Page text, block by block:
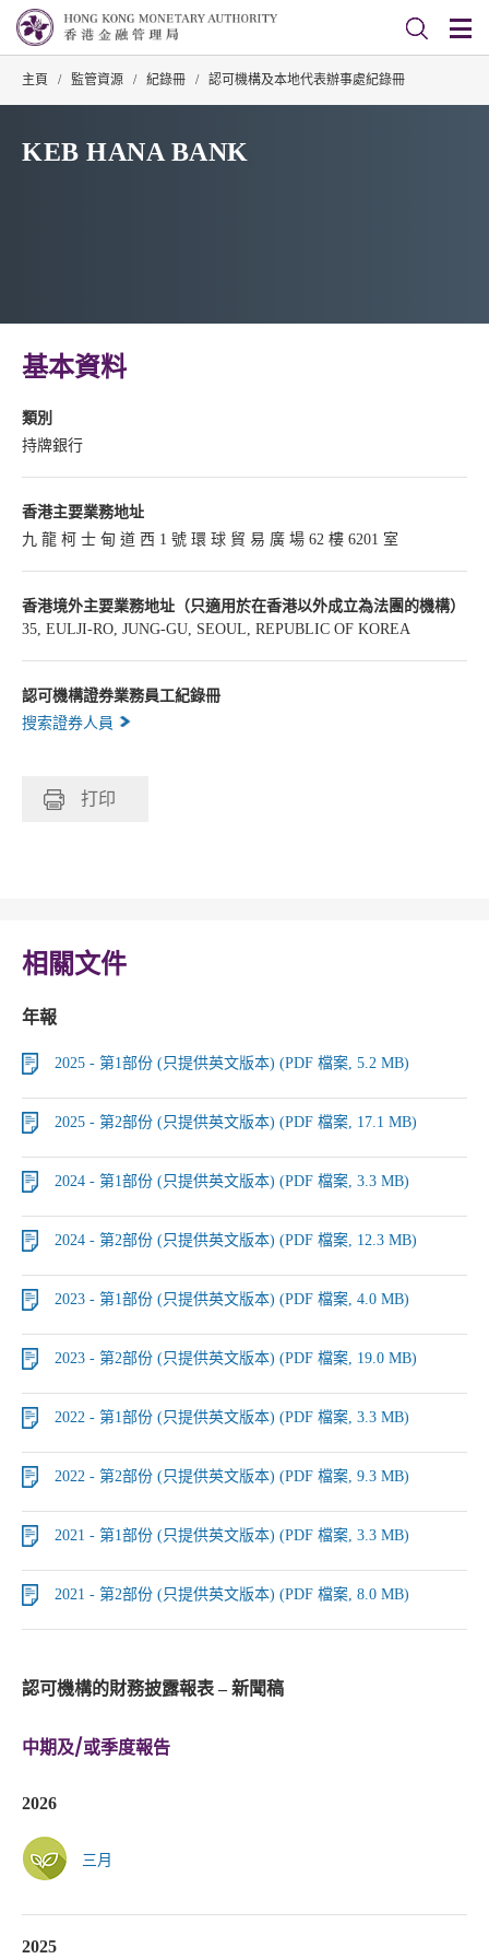
主頁 / 監管資源 / 紀錄冊 / 認可機構及本地代表辦事處紀錄冊
KEB HANA BANK
基本資料
類別
持牌銀行
香港主要業務地址
九 龍 柯 士 甸 道 西 1 號 環 球 貿 易 廣 場 62 樓 6201 室
香港境外主要業務地址（只適用於在香港以外成立為法團的機構）
35, EULJI-RO, JUNG-GU, SEOUL, REPUBLIC OF KOREA
認可機構證券業務員工紀錄冊
搜索證券人員
打印
相關文件
年報
2025 - 第1部份 (只提供英文版本) (PDF 檔案, 5.2 MB)
2025 - 第2部份 (只提供英文版本) (PDF 檔案, 17.1 MB)
2024 - 第1部份 (只提供英文版本) (PDF 檔案, 3.3 MB)
2024 - 第2部份 (只提供英文版本) (PDF 檔案, 12.3 MB)
2023 - 第1部份 (只提供英文版本) (PDF 檔案, 4.0 MB)
2023 - 第2部份 (只提供英文版本) (PDF 檔案, 19.0 MB)
2022 - 第1部份 (只提供英文版本) (PDF 檔案, 3.3 MB)
2022 - 第2部份 (只提供英文版本) (PDF 檔案, 9.3 MB)
2021 - 第1部份 (只提供英文版本) (PDF 檔案, 3.3 MB)
2021 - 第2部份 (只提供英文版本) (PDF 檔案, 8.0 MB)
認可機構的財務披露報表 – 新聞稿
中期及/或季度報告
2026
三月
2025